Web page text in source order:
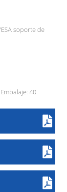
soporte de
40